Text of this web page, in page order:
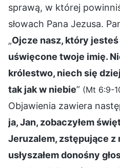
sprawą, w której
słowach Pana Jezusa.
„Ojcze nasz, który
uświęcone twoje imię.
królestwo, niech się
tak jak w niebie” (Mt 6:9-
Objawienia zawiera
ja, Jan, zobaczyłem
Jeruzalem, zstępujące z
usłyszałem donośny